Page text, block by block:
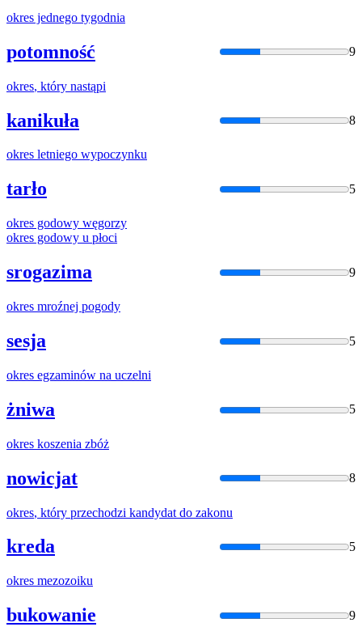
okres jednego tygodnia
potomność 9
okres, który nastąpi
kanikuła 8
okres letniego wypoczynku
tarło 5
okres godowy węgorzy
okres godowy u płoci
srogazima 9
okres mroźnej pogody
sesja 5
okres egzaminów na uczelni
żniwa 5
okres koszenia zbóż
nowicjat 8
okres, który przechodzi kandydat do zakonu
kreda 5
okres mezozoiku
bukowanie 9